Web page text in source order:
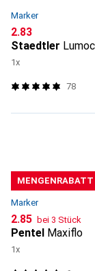
Marker
CHF
2.83
Staedtler
1x
78
MENGENRABATT
Marker
CHF
2.85 bei 3 Stück
Pentel Maxiflo
1x